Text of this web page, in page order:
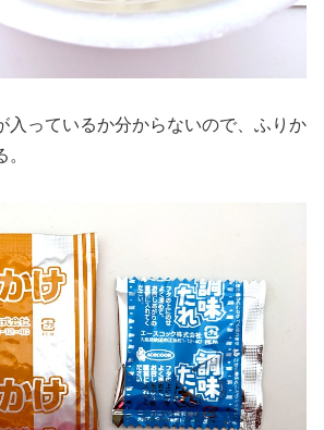
入っているか分からないので、ふりか